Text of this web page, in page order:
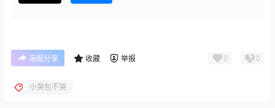
海报分享 收藏 举报 0 0
小哭包不哭